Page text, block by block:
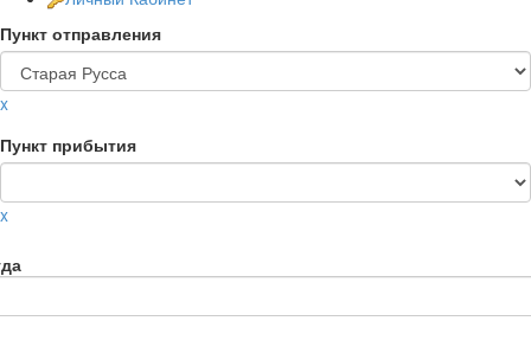
Пункт отправления
x
Пункт прибытия
x